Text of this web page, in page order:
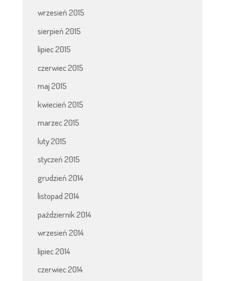
wrzesień 2015
sierpień 2015
lipiec 2015
czerwiec 2015
maj 2015
kwiecień 2015
marzec 2015
luty 2015
styczeń 2015
grudzień 2014
listopad 2014
październik 2014
wrzesień 2014
lipiec 2014
czerwiec 2014